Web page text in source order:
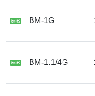
BM-1G
BM-1.1/4G